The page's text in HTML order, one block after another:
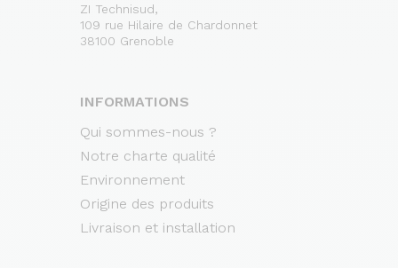
ZI Technisud,
109 rue Hilaire de Chardonnet
38100 Grenoble
INFORMATIONS
Qui sommes-nous ?
Notre charte qualité
Environnement
Origine des produits
Livraison et installation